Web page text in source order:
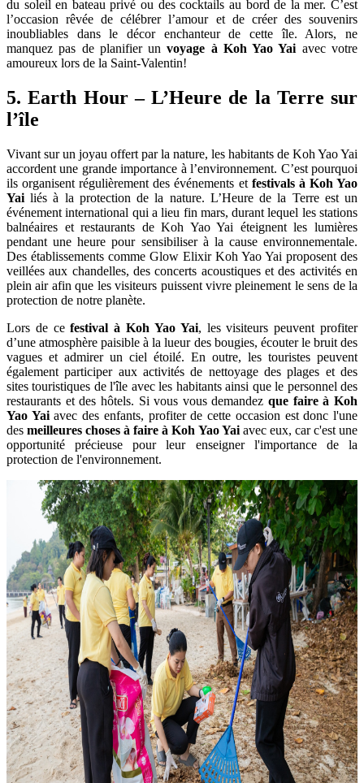
du soleil en bateau privé ou des cocktails au bord de la mer. C’est
l’occasion rêvée de célébrer l’amour et de créer des souvenirs
inoubliables dans le décor enchanteur de cette île. Alors, ne
manquez pas de planifier unvoyage à Koh Yao Yai avec votre
amoureux lors de la Saint-Valentin!
5. Earth Hour – L’Heure de la Terre sur
l’île
Vivant sur un joyau offert par la nature, les habitants de Koh Yao Yai
accordent une grande importance à l’environnement. C’est pourquoi
ils organisent régulièrement des événements et festivals à Koh Yao
Yai liés à la protection de la nature. L’Heure de la Terre est un
événement international qui a lieu fin mars, durant lequel les stations
balnéaires et restaurants de Koh Yao Yai éteignent les lumières
pendant une heure pour sensibiliser à la cause environnementale.
Des établissements comme Glow Elixir Koh Yao Yai proposent des
veillées aux chandelles, des concerts acoustiques et des activités en
plein air afin que les visiteurs puissent vivre pleinement le sens de la
protection de notre planète.
Lors de cefestival à Koh Yao Yai, les visiteurs peuvent profiter
d’une atmosphère paisible à la lueur des bougies, écouter le bruit des
vagues et admirer un ciel étoilé. En outre, les touristes peuvent
également participer aux activités de nettoyage des plages et des
sites touristiques de l'île avec les habitants ainsi que le personnel des
restaurants et des hôtels. Si vous vous demandezque faire à Koh
Yao Yaiavec des enfants, profiter de cette occasion est donc l'une
desmeilleures choses à faire à Koh Yao Yaiavec eux, car c'est une
opportunité précieuse pour leur enseigner l'importance de la
protection de l'environnement.